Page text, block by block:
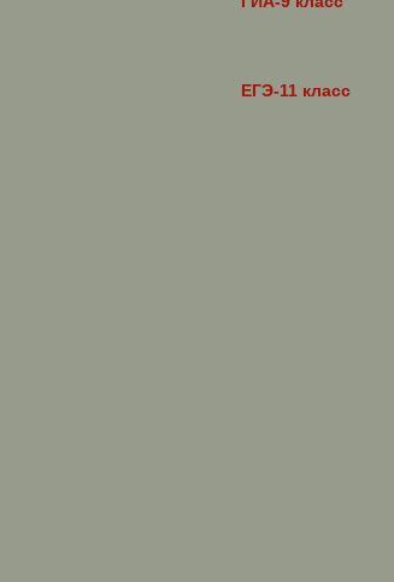
ЕГЭ-11 класс